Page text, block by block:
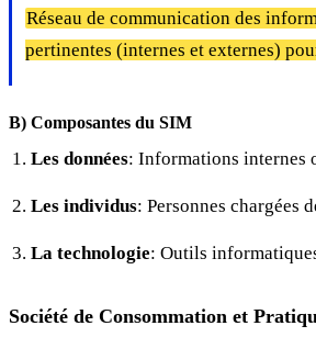
Réseau de communication des
pertinentes (internes et externes)
B) Composantes du SIM
Les données: Informations internes
Les individus: Personnes chargées
La technologie: Outils
Société de Consommation et